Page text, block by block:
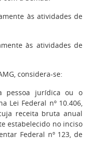
às atividades de
às atividades de
considera-se:
jurídica ou o
Lei Federal nº 10.406,
receita bruta anual
estabelecido no inciso
Federal nº 123, de